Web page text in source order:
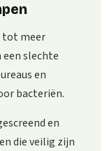
tot meer
slechte
en
bacteriën.
en
die veilig zijn